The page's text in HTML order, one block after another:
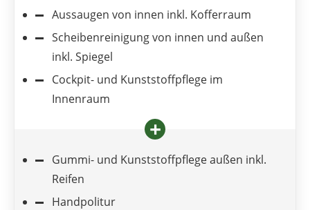
Aussaugen von innen inkl. Kofferraum
Scheibenreinigung von innen und außen
inkl. Spiegel
Cockpit- und Kunststoffpflege im
Innenraum
Gummi- und Kunststoffpflege außen inkl.
Reifen
Handpolitur